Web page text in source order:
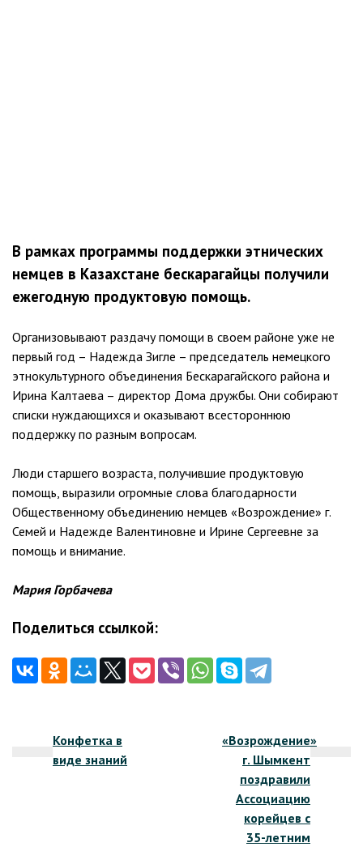
В рамках программы поддержки этнических
немцев в Казахстане бескарагайцы получили
ежегодную продуктовую помощь.
Организовывают раздачу помощи в своем районе уже не
первый год – Надежда Зигле – председатель немецкого
этнокультурного объединения Бескарагайского района и
Ирина Калтаева – директор Дома дружбы. Они собирают
списки нуждающихся и оказывают всестороннюю
поддержку по разным вопросам.
Люди старшего возраста, получившие продуктовую
помощь, выразили огромные слова благодарности
Общественному объединению немцев «Возрождение» г.
Семей и Надежде Валентиновне и Ирине Сергеевне за
помощь и внимание.
Мария Горбачева
Поделиться ссылкой:
Конфетка в
виде знаний
«Возрождение»
г. Шымкент
поздравили
Ассоциацию
корейцев с
35-летним